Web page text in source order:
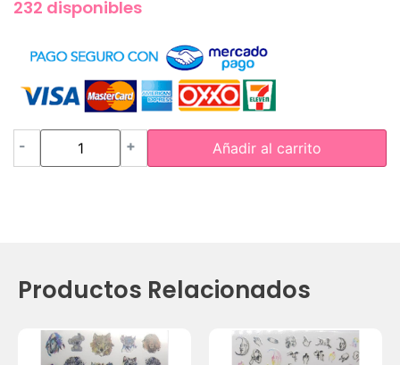
232 disponibles
- + Añadir al carrito
Productos Relacionados